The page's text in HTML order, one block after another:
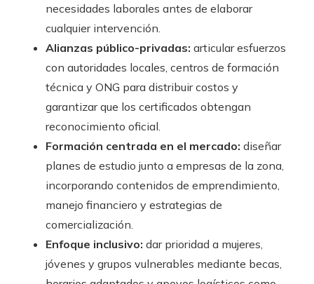
necesidades laborales antes de elaborar
cualquier intervención.
Alianzas público-privadas: articular esfuerzos
con autoridades locales, centros de formación
técnica y ONG para distribuir costos y
garantizar que los certificados obtengan
reconocimiento oficial.
Formación centrada en el mercado: diseñar
planes de estudio junto a empresas de la zona,
incorporando contenidos de emprendimiento,
manejo financiero y estrategias de
comercialización.
Enfoque inclusivo: dar prioridad a mujeres,
jóvenes y grupos vulnerables mediante becas,